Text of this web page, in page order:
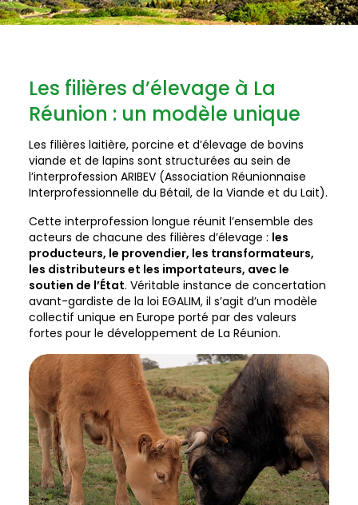
Les filières d’élevage à La
Réunion : un modèle unique
Les filières laitière, porcine et d’élevage de bovins
viande et de lapins sont structurées au sein de
l’interprofession ARIBEV (Association Réunionnaise
Interprofessionnelle du Bétail, de la Viande et du Lait).
Cette interprofession longue réunit l’ensemble des
acteurs de chacune des filières d’élevage : les
producteurs, le provendier, les transformateurs,
les distributeurs et les importateurs, avec le
soutien de l’État. Véritable instance de concertation
avant-gardiste de la loi EGALIM, il s’agit d’un modèle
collectif unique en Europe porté par des valeurs
fortes pour le développement de La Réunion.